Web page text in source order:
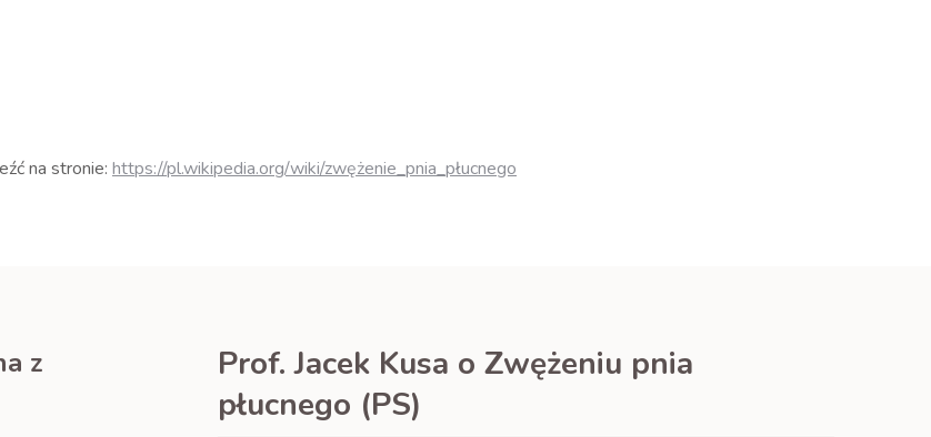
na stronie: https://pl.wikipedia.org/wiki/zwężenie_pnia_płucnego
z
Prof. Jacek Kusa o Zwężeniu pnia
płucnego (PS)